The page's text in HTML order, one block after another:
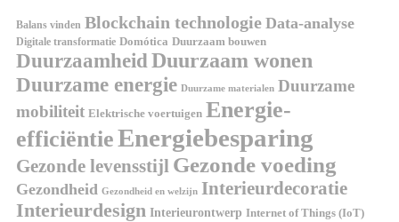
Balans vinden Blockchain technologie Data-analyse
Digitale transformatie Domótica Duurzaam bouwen
Duurzaamheid Duurzaam wonen
Duurzame energie Duurzame materialen Duurzame
mobiliteit Elektrische voertuigen Energie-
efficiëntieEnergiebesparing
Gezonde levensstijl Gezonde voeding
Gezondheid Gezondheid en welzijn Interieurdecoratie
Interieurdesign Interieurontwerp Internet of Things (IoT)